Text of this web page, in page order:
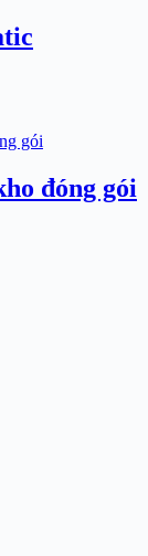
đóng gói